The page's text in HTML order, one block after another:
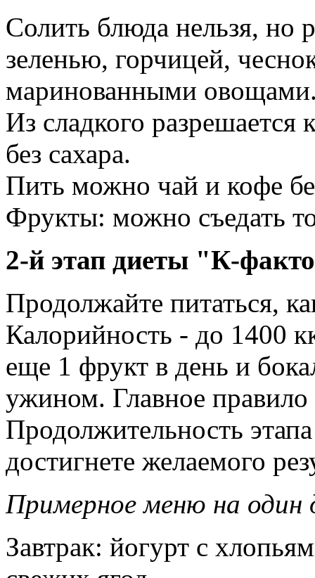
Солить блюда нельзя, но
зеленью, горчицей,
маринованными
Из сладкого разрешается
без сахара.
Пить можно чай и кофе
Фрукты: можно съедать
2-й этап диеты "К-
Продолжайте питаться,
Калорийность - до 1400
еще 1 фрукт в день и
ужином. Главное
Продолжительность
достигнете желаемого
Примерное меню на один
Завтрак: йогурт с